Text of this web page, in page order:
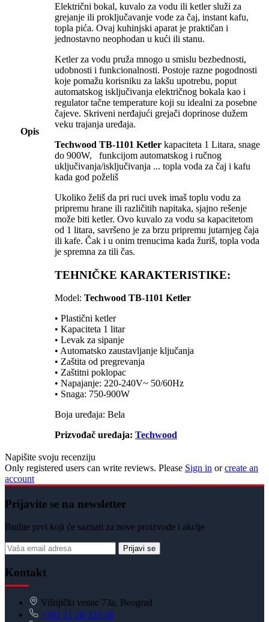
Opis
Električni bokal, kuvalo za vodu ili ketler služi za
grejanje ili proključavanje vode za čaj, instant kafu,
topla pića. Ovaj kuhinjski aparat je praktičan i
jednostavno neophodan u kući ili stanu.
Ketler za vodu pruža mnogo u smislu bezbednosti,
udobnosti i funkcionalnosti. Postoje razne pogodnosti
koje pomažu korisniku za lakšu upotrebu, poput
automatskog isključivanja električnog bokala kao i
regulator tačne temperature koji su idealni za posebne
čajeve. Skriveni nerđajući grejači doprinose dužem
veku trajanja uređaja.
Techwood TB-1101 Ketler kapaciteta 1 Litara, snage
do 900W, funkcijom automatskog i ručnog
uključivanja/isključivanja ... topla voda za čaj i kafu
kada god poželiš
Ukoliko želiš da pri ruci uvek imaš toplu vodu za
pripremu hrane ili različitih napitaka, sjajno rešenje
može biti ketler. Ovo kuvalo za vodu sa kapacitetom
od 1 litara, savršeno je za brzu pripremu jutarnjeg čaja
ili kafe. Čak i u onim trenucima kada žuriš, topla voda
je spremna za tili čas.
TEHNIČKE KARAKTERISTIKE:
Model: Techwood TB-1101 Ketler
• Plastični ketler
• Kapaciteta 1 litar
• Levak za sipanje
• Automatsko zaustavljanje ključanja
• Zaštita od pregrevanja
• Zaštitni poklopac
• Napajanje: 220-240V~ 50/60Hz
• Snaga: 750-900W
Boja uređaja: Bela
Prizvođač uređaja: Techwood
Napišite svoju recenziju
Only registered users can write reviews. Please Sign in orcreate an
account
Prijavite se na newsletter
Budite prvi koji će saznati za nove proizvode i akcije
Prijavi se
Kontakt
Višnjički venac 73a, Beograd
+381 11 28 333 28